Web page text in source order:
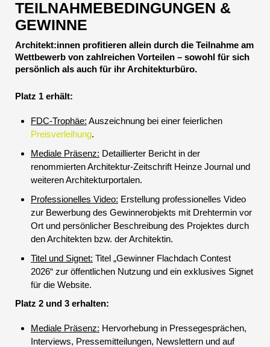
TEILNAHMEBEDINGUNGEN &
GEWINNE
Architekt:innen profitieren allein durch die Teilnahme am
Wettbewerb von zahlreichen Vorteilen – sowohl für sich
persönlich als auch für ihr Architekturbüro.
Platz 1 erhält:
FDC-Trophäe: Auszeichnung bei einer feierlichen
Preisverleihung.
Mediale Präsenz: Detaillierter Bericht in der
renommierten Architektur-Zeitschrift Heinze Journal und
weiteren Architekturportalen.
Professionelles Video: Erstellung professionelles Video
zur Bewerbung des Gewinnerobjekts mit Drehtermin vor
Ort und persönlicher Beschreibung des Projektes durch
den Architekten bzw. der Architektin.
Titel und Signet: Titel „Gewinner Flachdach Contest
2026“ zur öffentlichen Nutzung und ein exklusives Signet
für die Website.
Platz 2 und 3 erhalten:
Mediale Präsenz: Hervorhebung in Pressegesprächen,
Interviews, Pressemitteilungen, Newslettern und auf